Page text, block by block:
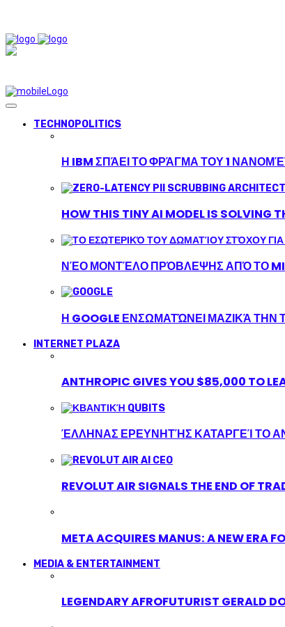
TECHNOPOLITICS
Η IBM ΣΠΆΕΙ ΤΟ ΦΡΆΓΜΑ ΤΟΥ 1
HOW THIS TINY AI MODEL IS SOLVING
ΝΈΟ ΜΟΝΤΈΛΟ ΠΡΌΒΛΕΨΗΣ ΑΠΌ ΤΟ
Η GOOGLE ΕΝΣΩΜΑΤΏΝΕΙ ΜΑΖΙΚΆ
INTERNET PLAZA
ANTHROPIC GIVES YOU $85,000 TO
ΈΛΛΗΝΑΣ ΕΡΕΥΝΗΤΉΣ ΚΑΤΑΡΓΕΊ ΤΟ
REVOLUT AIR SIGNALS THE END OF
META ACQUIRES MANUS: A NEW ERA
MEDIA & ENTERTAINMENT
LEGENDARY AFROFUTURIST GERALD